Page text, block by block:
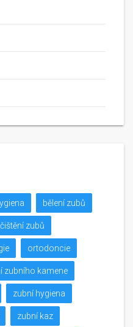
bělení zubů
čištění zubů
ortodoncie
zubního kamene
zubní hygiena
zubní kaz